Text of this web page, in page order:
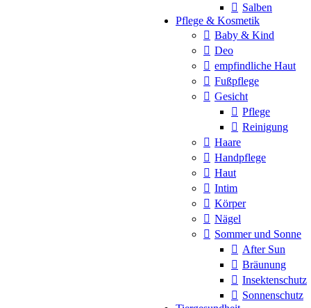
Salben
Pflege & Kosmetik
Baby & Kind
Deo
empfindliche Haut
Fußpflege
Gesicht
Pflege
Reinigung
Haare
Handpflege
Haut
Intim
Körper
Nägel
Sommer und Sonne
After Sun
Bräunung
Insektenschutz
Sonnenschutz